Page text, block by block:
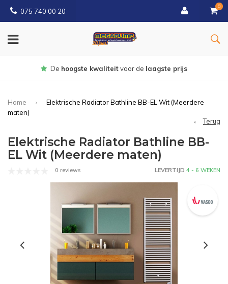
075 740 00 20
0
Gratisbezorgd vanaf € 150
Home
Elektrische Radiator Bathline BB-EL Wit (Meerdere
maten)
Terug
Elektrische Radiator Bathline BB-
EL Wit (Meerdere maten)
0 reviews LEVERTIJD 4 - 6 WEKEN